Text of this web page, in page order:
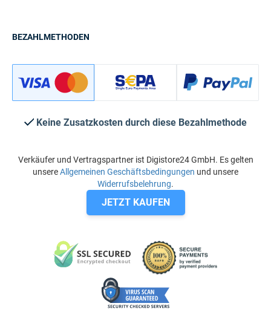
BEZAHLMETHODEN
Keine Zusatzkosten durch diese Bezahlmethode
Verkäufer und Vertragspartner ist Digistore24 GmbH. Es gelten
unsereAllgemeinen Geschäftsbedingungen und unsere
Widerrufsbelehrung.
JETZT KAUFEN